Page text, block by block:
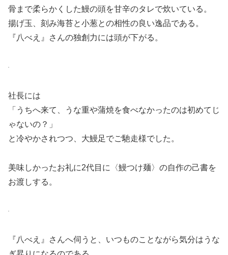
骨まで柔らかくした鰻の頭を甘辛のタレで炊いている。
揚げ玉、刻み海苔と小葱との相性の良い逸品である。
『八べえ』さんの独創力には頭が下がる。
社長には
「うちへ来て、うな重や蒲焼を食べなかったのは初めてじ
ゃないの？」
と冷やかされつつ、大鰻足でご馳走様でした。
美味しかったお礼に2代目に〈鰻つけ麺〉の自作の己書を
お渡しする。
『八べえ』さんへ伺うと、いつものことながら気分はうな